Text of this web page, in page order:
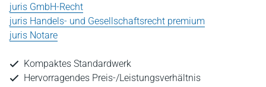
juris GmbH-Recht
juris Handels- und Gesellschaftsrecht premium
juris Notare
Kompaktes Standardwerk
Hervorragendes Preis-/Leistungsverhältnis